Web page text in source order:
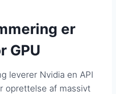
er
GPU
leverer Nvidia en API
oprettelse af massivt